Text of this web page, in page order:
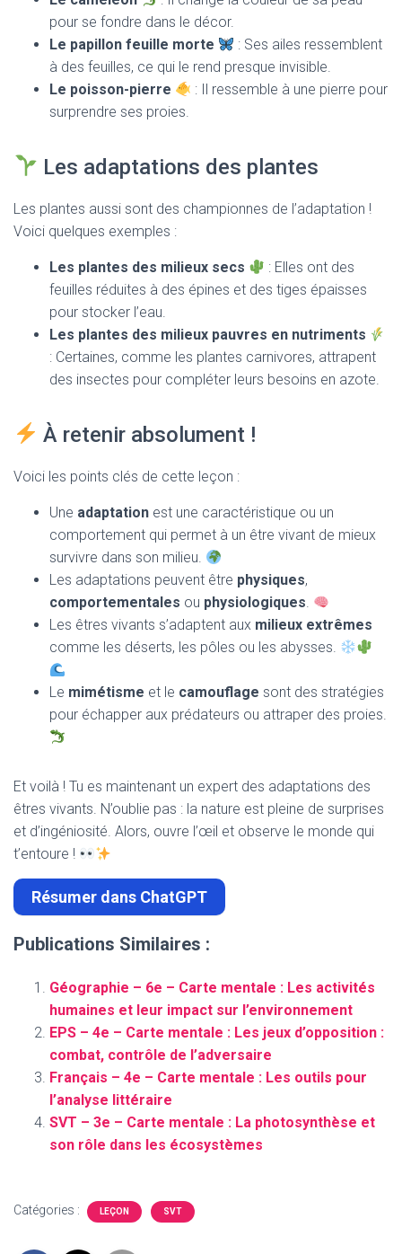
pour se fondre dans le décor.
Le papillon feuille morte
: Ses ailes ressemblent
à des feuilles, ce qui le rend presque invisible.
Le poisson-pierre
: Il ressemble à une pierre pour
surprendre ses proies.
Les adaptations des plantes
Les plantes aussi sont des championnes de l’adaptation !
Voici quelques exemples :
Les plantes des milieux secs
: Elles ont des
feuilles réduites à des épines et des tiges épaisses
pour stocker l’eau.
Les plantes des milieux pauvres en nutriments
: Certaines, comme les plantes carnivores, attrapent
des insectes pour compléter leurs besoins en azote.
À retenir absolument !
Voici les points clés de cette leçon :
Une adaptation est une caractéristique ou un
comportement qui permet à un être vivant de mieux
survivre dans son milieu.
Les adaptations peuvent être physiques,
comportementales ou physiologiques.
Les êtres vivants s’adaptent aux milieux extrêmes
comme les déserts, les pôles ou les abysses.
Le mimétisme et le camouflage sont des stratégies
pour échapper aux prédateurs ou attraper des proies.
Et voilà ! Tu es maintenant un expert des adaptations des
êtres vivants. N’oublie pas : la nature est pleine de surprises
et d’ingéniosité. Alors, ouvre l’œil et observe le monde qui
t’entoure !
Résumer dans ChatGPT
Publications Similaires :
Géographie – 6e – Carte mentale : Les activités
humaines et leur impact sur l’environnement
EPS – 4e – Carte mentale : Les jeux d’opposition :
combat, contrôle de l’adversaire
Français – 4e – Carte mentale : Les outils pour
l’analyse littéraire
SVT – 3e – Carte mentale : La photosynthèse et
son rôle dans les écosystèmes
Catégories : LEÇON SVT